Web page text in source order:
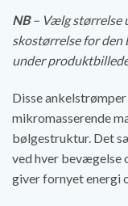
NB– Vælg størrelse
skostørrelse for den
under
Disse
mikromasserende
bølgestruktur. Det
ved hver bevægelse
giver fornyet energi